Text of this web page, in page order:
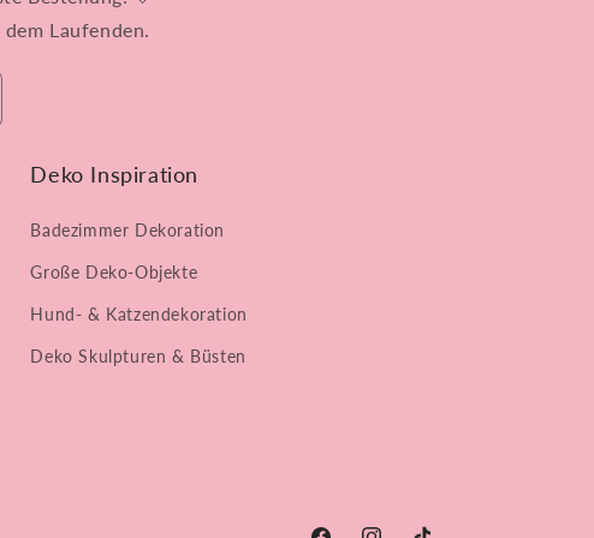
Laufenden.
Deko Inspiration
Badezimmer Dekoration
Große Deko-Objekte
Hund- & Katzendekoration
Deko Skulpturen & Büsten